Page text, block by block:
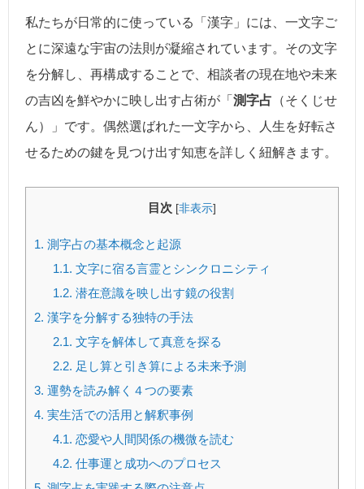
私たちが日常的に使っている「漢字」には、一文字ご
とに深遠な宇宙の法則が凝縮されています。その文字
を分解し、再構成することで、相談者の現在地や未来
の吉凶を鮮やかに映し出す占術が「 測字占 （そくじせ
ん）」です。偶然選ばれた一文字から、人生を好転さ
せるための鍵を見つけ出す知恵を詳しく紐解きます。
目次 [非表示]
1. 測字占の基本概念と起源
1.1. 文字に宿る言霊とシンクロニシティ
1.2. 潜在意識を映し出す鏡の役割
2. 漢字を分解する独特の手法
2.1. 文字を解体して真意を探る
2.2. 足し算と引き算による未来予測
3. 運勢を読み解く４つの要素
4. 実生活での活用と解釈事例
4.1. 恋愛や人間関係の機微を読む
4.2. 仕事運と成功へのプロセス